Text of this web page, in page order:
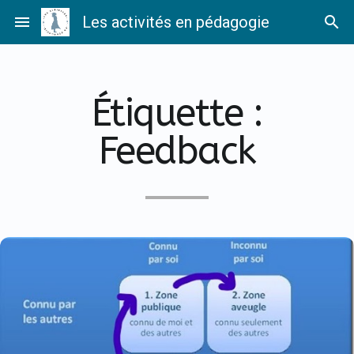
contenu
menu Les activités en pédagogie search
Étiquette :
Feedback